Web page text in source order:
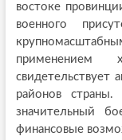
востоке
военного
свидетельствует
районов
значительный
финансовые